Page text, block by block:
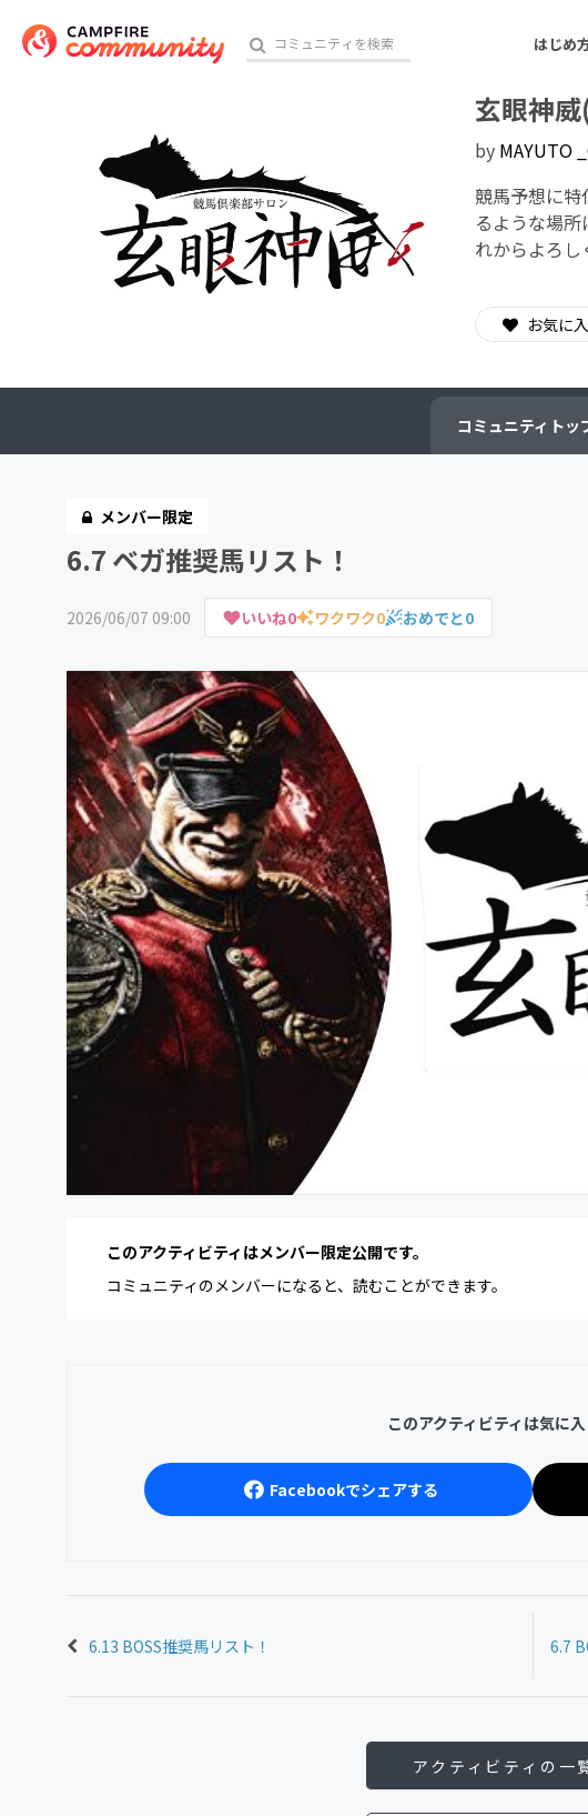
はじめ
おすすめのコミ
アート・写真
ゲーム
ソー
チャレンジ
玄眼神
by MAYUTO
競馬予想に
るような場
れからよろし
お気に
コミュニティ トッ
メンバー限定
6.7 ベガ推奨馬リスト！
2026/06/07 09:00 いいね0 ワクワク0 おめでと0
このアクティビティはメンバー限定公開です。
コミュニティのメンバーになると、読むことができます。
このアクティビティは気に
Facebookでシェアする
6.13 BOSS推奨馬リスト！ 6.7
アクティビティの一